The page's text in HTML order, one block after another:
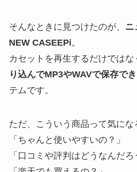
そんなときに見つけたのが、 ニ
NEW CASEEPi。
カセットを再生するだけではな
り込んでMP3やWAVで保存で
テムです。
ただ、こういう商品って気にな
「ちゃんと使いやすいの？」
「口コミや評判はどうなんだろ